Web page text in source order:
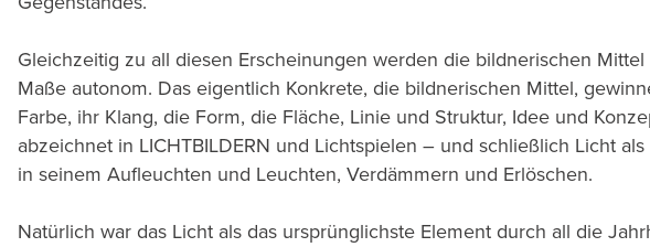
Gleichzeitig zu all diesen Erscheinungen werden die bildnerischen
Maße autonom. Das eigentlich Konkrete, die bildnerischen Mittel,
Farbe, ihr Klang, die Form, die Fläche, Linie und Struktur, Idee und
abzeichnet in LICHTBILDERN und Lichtspielen – und schließlich Licht
in seinem Aufleuchten und Leuchten, Verdämmern und Erlöschen.
Natürlich war das Licht als das ursprünglichste Element durch all die